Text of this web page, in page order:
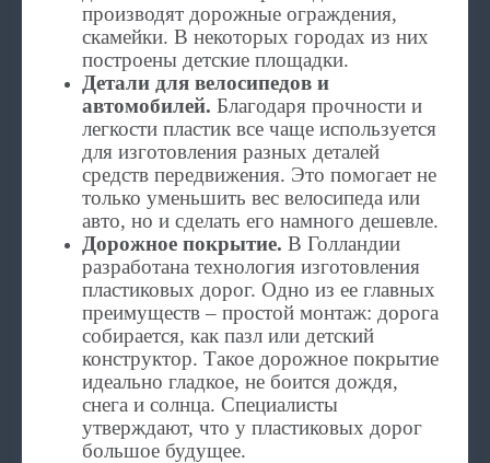
производят дорожные ограждения,
скамейки. В некоторых городах из них
построены детские площадки.
Детали для велосипедов и
автомобилей. Благодаря прочности и
легкости пластик все чаще используется
для изготовления разных деталей
средств передвижения. Это помогает не
только уменьшить вес велосипеда или
авто, но и сделать его намного дешевле.
Дорожное покрытие. В Голландии
разработана технология изготовления
пластиковых дорог. Одно из ее главных
преимуществ – простой монтаж: дорога
собирается, как пазл или детский
конструктор. Такое дорожное покрытие
идеально гладкое, не боится дождя,
снега и солнца. Специалисты
утверждают, что у пластиковых дорог
большое будущее.